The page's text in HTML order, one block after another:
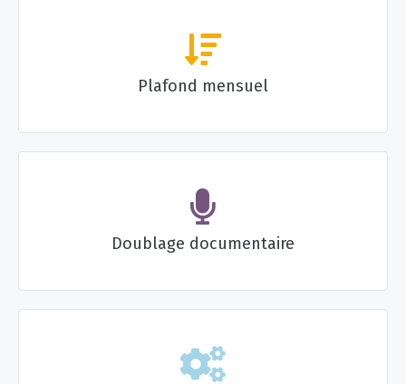
Plafond mensuel
Doublage documentaire